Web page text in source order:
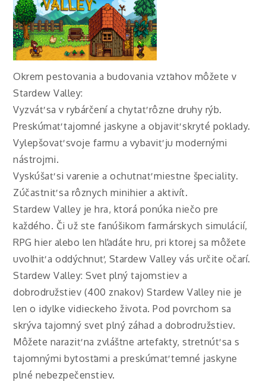
Okrem pestovania a budovania vzťahov môžete v
Stardew Valley:
Vyzváť sa v rybárčení a chytať rôzne druhy rýb.
Preskúmať tajomné jaskyne a objaviť skryté poklady.
Vylepšovať svoje farmu a vybaviť ju modernými
nástrojmi.
Vyskúšať si varenie a ochutnať miestne špeciality.
Zúčastniť sa rôznych minihier a aktivít.
Stardew Valley je hra, ktorá ponúka niečo pre
každého. Či už ste fanúšikom farmárskych simulácií,
RPG hier alebo len hľadáte hru, pri ktorej sa môžete
uvoľniť a oddýchnuť, Stardew Valley vás určite očarí.
Stardew Valley: Svet plný tajomstiev a
dobrodružstiev (400 znakov) Stardew Valley nie je
len o idylke vidieckeho života. Pod povrchom sa
skrýva tajomný svet plný záhad a dobrodružstiev.
Môžete naraziť na zvláštne artefakty, stretnúť sa s
tajomnými bytosťami a preskúmať temné jaskyne
plné nebezpečenstiev.